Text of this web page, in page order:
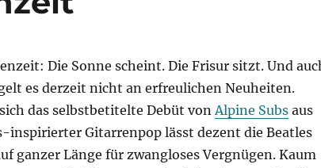
Die Sonne scheint. Die Frisur sitzt. Und
es derzeit nicht an erfreulichen Neuheiten.
das selbstbetitelte Debüt vonAlpine Subsaus
inspirierter Gitarrenpop lässt dezent die Beatles
ganzer Länge für zwangloses Vergnügen. Kaum